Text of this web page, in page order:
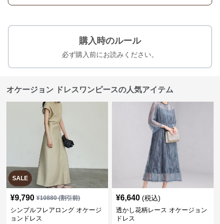
購入時のルール
必ず購入前にお読みください。
オケージョン ドレスワンピースの人気アイテム
SALE
¥9,790 ¥10880(割引前)
シンプルフレアロング オケージ
ョンドレス
¥6,640 (税込)
透かし花柄レース オケージョン
ドレス